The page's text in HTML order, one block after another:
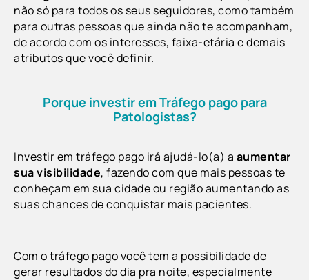
não só para todos os seus seguidores, como também
para outras pessoas que ainda não te acompanham,
de acordo com os interesses, faixa-etária e demais
atributos que você definir.
Porque investir em Tráfego pago para
Patologistas?
Investir em tráfego pago irá ajudá-lo(a) a aumentar
sua visibilidade, fazendo com que mais pessoas te
conheçam em sua cidade ou região aumentando as
suas chances de conquistar mais pacientes.
Com o tráfego pago você tem a possibilidade de
gerar resultados do dia pra noite, especialmente